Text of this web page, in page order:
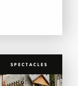
SPECTACLES